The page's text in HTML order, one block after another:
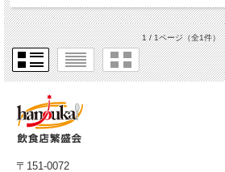
1 / 1ページ（全1件）
〒151-0072